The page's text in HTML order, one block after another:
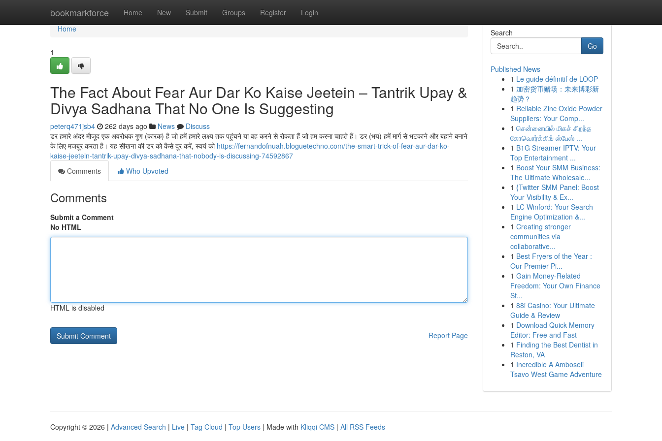
bookmarkforce Home New Submit Groups Register Login
Home
Home
1
The Fact About Fear Aur Dar Ko Kaise Jeetein – Tantrik Upay &
Divya Sadhana That No One Is Suggesting
peterq471jsb4 262 days ago News
Discuss
डर हमारे अंदर मौजूद एक अवरोधक गुण (कारक) है जो हमें हमारे लक्ष्य तक पहुंचने या वह करने से रोकता हैं जो हम करना चाहते हैं। डर (भय) हमें मार्ग से भटकाने और बहाने बनाने
के लिए मजबूर करता है। यह सीखना की डर को कैसे दूर करें, स्वयं को https://fernandofnuah.bloguetechno.com/the-smart-trick-of-fear-aur-dar-ko-
kaise-jeetein-tantrik-upay-divya-sadhana-that-nobody-is-discussing-74592867
Comments
Who Upvoted
Comments
Submit a Comment
No HTML
HTML is disabled
Report Page
Search
Go
Published News
1 Le guide définitif de LOOP
1 加密货币赌场：未来博彩新
趋势？
1 Reliable Zinc Oxide Powder
Suppliers: Your Comp...
1 சென்னையில் மிகச் சிறந்த
கோவொர்க்கிங் ஸ்பேஸ் ...
1 B1G Streamer IPTV: Your
Top Entertainment ...
1 Boost Your SMM Business:
The Ultimate Wholesale...
1 {Twitter SMM Panel: Boost
Your Visibility & Ex...
1 LC Winford: Your Search
Engine Optimization &...
1 Creating stronger
communities via
collaborative...
1 Best Fryers of the Year :
Our Premier Pi...
1 Gain Money-Related
Freedom: Your Own Finance
St...
1 88i Casino: Your Ultimate
Guide & Review
1 Download Quick Memory
Editor: Free and Fast
1 Finding the Best Dentist in
Reston, VA
1 Incredible A Amboseli
Tsavo West Game Adventure
Copyright © 2026 | Advanced Search | Live | Tag Cloud | Top Users | Made with Kliqqi CMS | All RSS Feeds